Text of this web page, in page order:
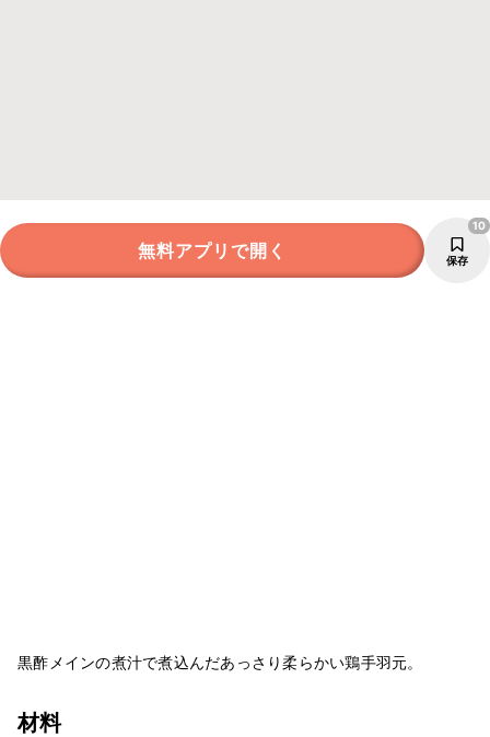
無料アプリで開く 保存
10
黒酢メインの煮汁で煮込んだあっさり柔らかい鶏手羽元。
材料